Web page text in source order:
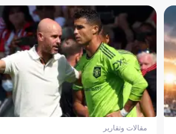
مقالات وتقارير